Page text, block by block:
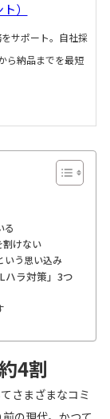
）
サポート。自社採
ら納品までを最短
る
割けない
いう思い込み
ハラ対策」3つ
4割
さまざまなコミ